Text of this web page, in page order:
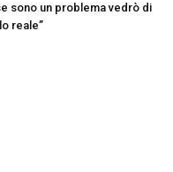
sono un problema vedrò di
reale”